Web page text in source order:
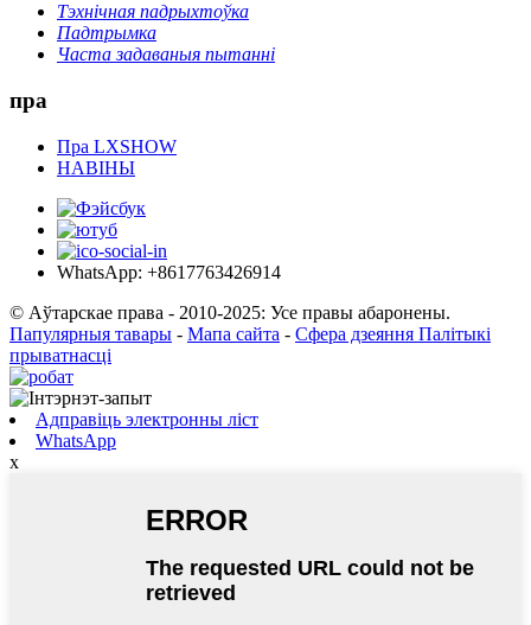
Тэхнічная падрыхтоўка
Падтрымка
Часта задаваныя пытанні
пра
Пра LXSHOW
НАВІНЫ
WhatsApp: +8617763426914
© Аўтарскае права - 2010-2025: Усе правы абаронены.
Папулярныя тавары - Мапа сайта - Сфера дзеяння Палітыкі
прыватнасці
Адправіць электронны ліст
WhatsApp
x